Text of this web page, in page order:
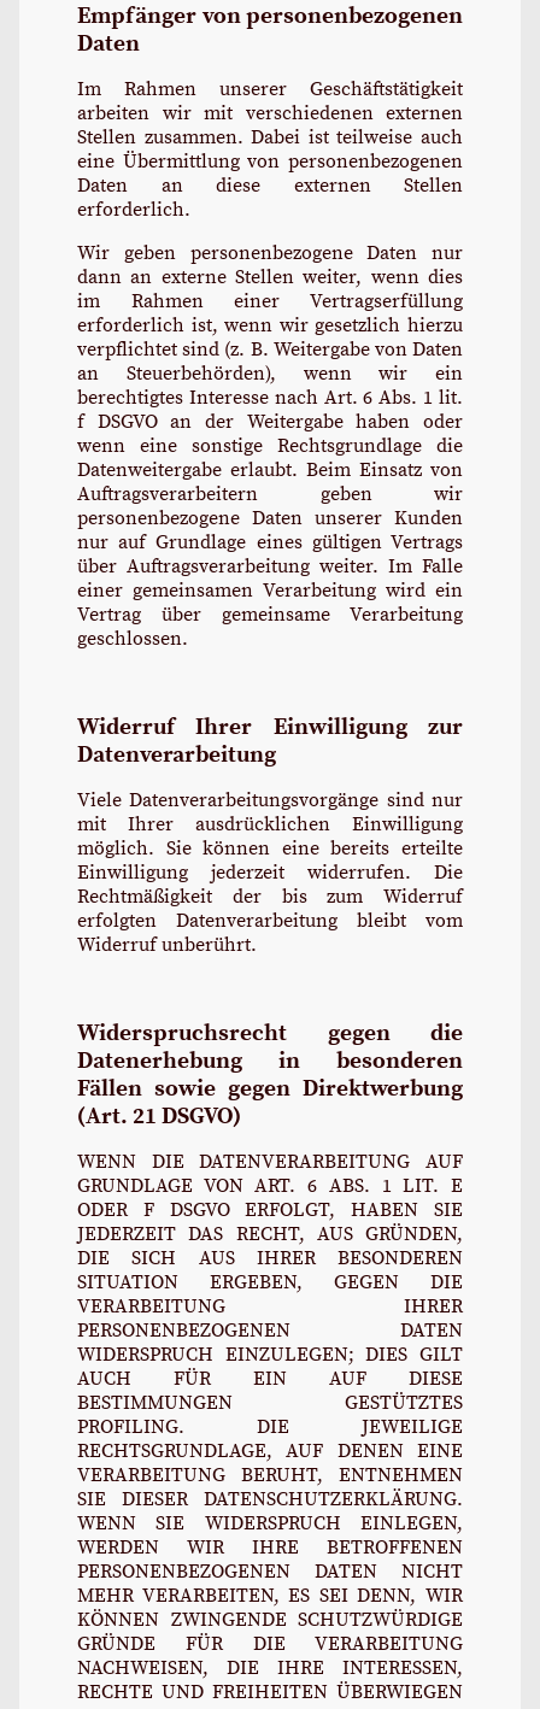
Empfänger von personenbezogenen
Daten
Im Rahmen unserer Geschäftstätigkeit
arbeiten wir mit verschiedenen externen
Stellen zusammen. Dabei ist teilweise auch
eine Übermittlung von personenbezogenen
Daten an diese externen Stellen
erforderlich.
Wir geben personenbezogene Daten nur
dann an externe Stellen weiter, wenn dies
im Rahmen einer Vertragserfüllung
erforderlich ist, wenn wir gesetzlich hierzu
verpflichtet sind (z. B. Weitergabe von Daten
an Steuerbehörden), wenn wir ein
berechtigtes Interesse nach Art. 6 Abs. 1 lit.
f DSGVO an der Weitergabe haben oder
wenn eine sonstige Rechtsgrundlage die
Datenweitergabe erlaubt. Beim Einsatz von
Auftragsverarbeitern geben wir
personenbezogene Daten unserer Kunden
nur auf Grundlage eines gültigen Vertrags
über Auftragsverarbeitung weiter. Im Falle
einer gemeinsamen Verarbeitung wird ein
Vertrag über gemeinsame Verarbeitung
geschlossen.
Widerruf Ihrer Einwilligung zur
Datenverarbeitung
Viele Datenverarbeitungsvorgänge sind nur
mit Ihrer ausdrücklichen Einwilligung
möglich. Sie können eine bereits erteilte
Einwilligung jederzeit widerrufen. Die
Rechtmäßigkeit der bis zum Widerruf
erfolgten Datenverarbeitung bleibt vom
Widerruf unberührt.
Widerspruchsrecht gegen die
Datenerhebung in besonderen
Fällen sowie gegen Direktwerbung
(Art. 21 DSGVO)
WENN DIE DATENVERARBEITUNG AUF
GRUNDLAGE VON ART. 6 ABS. 1 LIT. E
ODER F DSGVO ERFOLGT, HABEN SIE
JEDERZEIT DAS RECHT, AUS GRÜNDEN,
DIE SICH AUS IHRER BESONDEREN
SITUATION ERGEBEN, GEGEN DIE
VERARBEITUNG IHRER
PERSONENBEZOGENEN DATEN
WIDERSPRUCH EINZULEGEN; DIES GILT
AUCH FÜR EIN AUF DIESE
BESTIMMUNGEN GESTÜTZTES
PROFILING. DIE JEWEILIGE
RECHTSGRUNDLAGE, AUF DENEN EINE
VERARBEITUNG BERUHT, ENTNEHMEN
SIE DIESER DATENSCHUTZERKLÄRUNG.
WENN SIE WIDERSPRUCH EINLEGEN,
WERDEN WIR IHRE BETROFFENEN
PERSONENBEZOGENEN DATEN NICHT
MEHR VERARBEITEN, ES SEI DENN, WIR
KÖNNEN ZWINGENDE SCHUTZWÜRDIGE
GRÜNDE FÜR DIE VERARBEITUNG
NACHWEISEN, DIE IHRE INTERESSEN,
RECHTE UND FREIHEITEN ÜBERWIEGEN